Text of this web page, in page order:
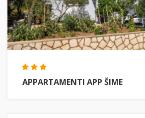
APPARTAMENTI APP ŠIME